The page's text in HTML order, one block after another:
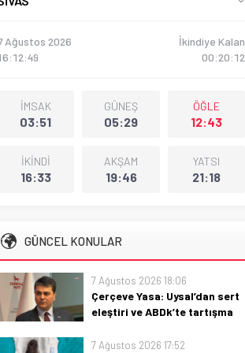
Ağustos 2026
İkindiye Kalan
00:20:11
İMSAK
03:51
GÜNEŞ
05:29
ÖĞLE
12:43
İKİNDİ
16:33
AKŞAM
19:46
YATSI
21:18
GÜNCEL KONULAR
7 Ağustos 2026 18:06
Çerçeve Yasa: Uysal’dan sert
eleştiri ve ABDk’te tartışma
Uysal’ın açıklamaları ve ABD’deki
7 Ağustos 2026 17:52